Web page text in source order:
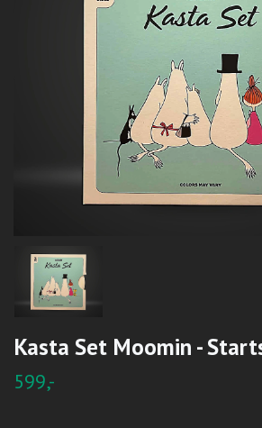
Kasta Set Moomin -
599,-